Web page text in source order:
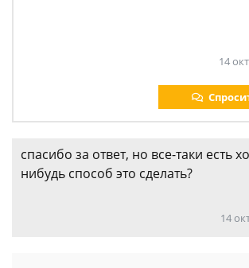
14
спасибо за ответ, но все-таки есть
нибудь способ это сделать?
14